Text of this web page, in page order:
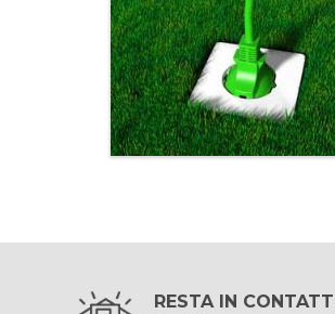
RESTA IN